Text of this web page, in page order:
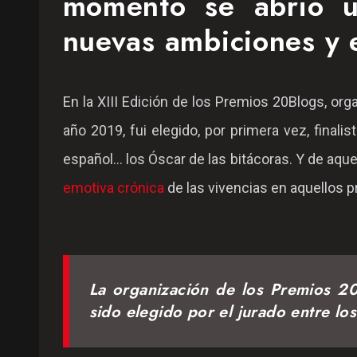
nuevas ambiciones
En la XIII Edición de los Premios 20Blogs,
año 2019, fui elegido, por primera vez,
español... los Óscar de las bitácoras. Y de
emotiva crónica de las vivencias en aquellos
La organización de los Premios
sido elegido por el jurado entre